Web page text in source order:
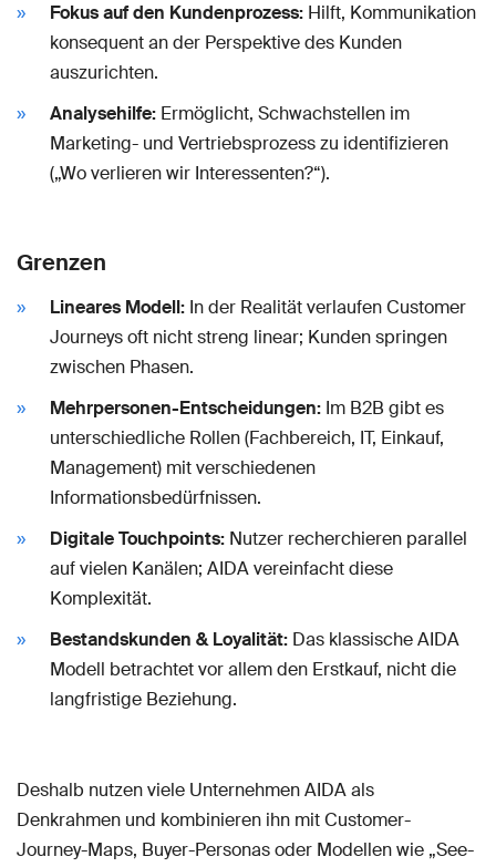
Fokus auf den Kundenprozess: Hilft, Kommunikation
konsequent an der Perspektive des Kunden
auszurichten.
Analysehilfe: Ermöglicht, Schwachstellen im
Marketing- und Vertriebsprozess zu identifizieren
(„Wo verlieren wir Interessenten?“).
Grenzen
Lineares Modell: In der Realität verlaufen Customer
Journeys oft nicht streng linear; Kunden springen
zwischen Phasen.
Mehrpersonen-Entscheidungen: Im B2B gibt es
unterschiedliche Rollen (Fachbereich, IT, Einkauf,
Management) mit verschiedenen
Informationsbedürfnissen.
Digitale Touchpoints: Nutzer recherchieren parallel
auf vielen Kanälen; AIDA vereinfacht diese
Komplexität.
Bestandskunden & Loyalität: Das klassische AIDA
Modell betrachtet vor allem den Erstkauf, nicht die
langfristige Beziehung.
Deshalb nutzen viele Unternehmen AIDA als
Denkrahmen und kombinieren ihn mit Customer-
Journey-Maps, Buyer-Personas oder Modellen wie „See-